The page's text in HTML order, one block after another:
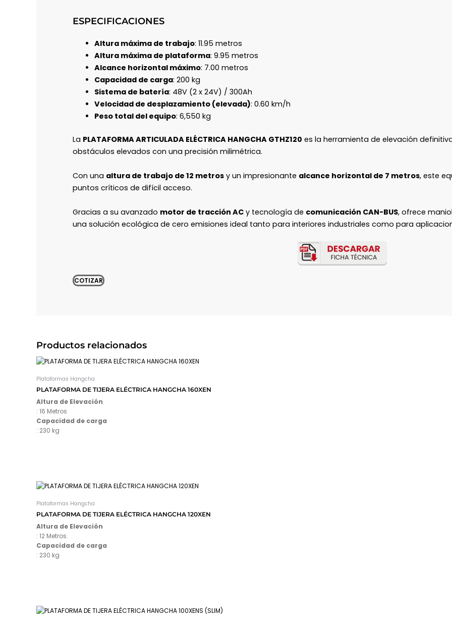
ESPECIFICACIONES
Altura máxima de trabajo: 11.95 metros
Altura máxima de plataforma: 9.95 metros
Alcance horizontal máximo: 7.00 metros
Capacidad de carga: 200 kg
Sistema de batería: 48V (2 x 24V) / 300Ah
Velocidad de desplazamiento (elevada): 0.60 km/h
Peso total del equipo: 6,550 kg
La PLATAFORMA ARTICULADA ELÉCTRICA HANGCHA GTHZ120 es la herramienta de elevación
obstáculos elevados con una precisión milimétrica.
Con una altura de trabajo de 12 metros y un impresionante alcance horizontal de 7 metros, este
puntos críticos de difícil acceso.
Gracias a su avanzado motor de tracción AC y tecnología de comunicación CAN-BUS, ofrece
una solución ecológica de cero emisiones ideal tanto para interiores industriales como para
COTIZAR
Productos relacionados
Plataformas Hangcha
PLATAFORMA DE TIJERA ELÉCTRICA HANGCHA 160XEN
Altura de Elevación
: 16 Metros
Capacidad de carga
: 230 kg
Plataformas Hangcha
PLATAFORMA DE TIJERA ELÉCTRICA HANGCHA 120XEN
Altura de Elevación
: 12 Metros.
Capacidad de carga
: 230 kg